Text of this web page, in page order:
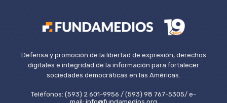
Defensa y promoción de la libertad de expresión, derechos
digitales e integridad de la información para fortalecer
sociedades democráticas en las Américas.
Teléfonos: (593) 2 601-9956 / (593) 98 767-5305/ e-